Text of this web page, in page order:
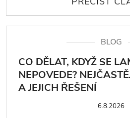
BLOG
CO DĚLAT, KDYŽ SE
NEPOVEDE?
A JEJICH ŘEŠENÍ
6.8.2026